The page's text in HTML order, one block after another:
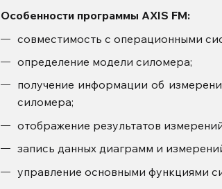
Особенности программы AXIS FM:
совместимость с операционными
определение модели силомера;
получение информации об
силомера;
отображение результатов
запись данных диаграмм и
управление основными функциями